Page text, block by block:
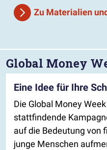
Zu Materialien
Global Money
Eine Idee für Ihre
Die Global Money
stattfindende
auf die Bedeutung von
junge Menschen